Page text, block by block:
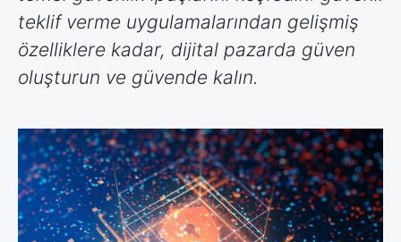
teklif verme uygulamalarından gelişmiş
özelliklere kadar, dijital pazarda güven
oluşturun ve güvende kalın.